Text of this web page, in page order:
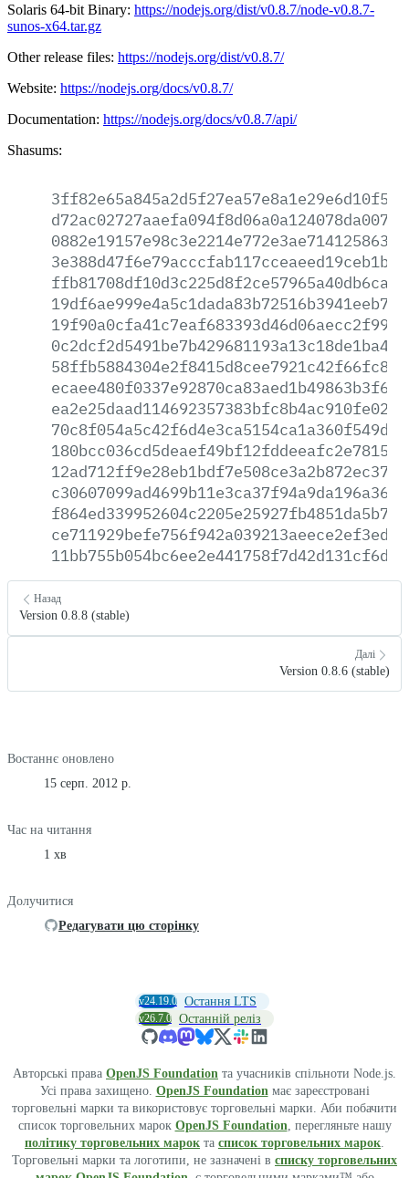
Solaris 64-bit Binary: https://nodejs.org/dist/v0.8.7/node-v0.8.7-
sunos-x64.tar.gz
Other release files: https://nodejs.org/dist/v0.8.7/
Website: https://nodejs.org/docs/v0.8.7/
Documentation: https://nodejs.org/docs/v0.8.7/api/
Shasums:
Назад
Version 0.8.8 (stable)
Далі
Version 0.8.6 (stable)
Востаннє оновлено
15 серп. 2012 р.
Час на читання
1 хв
Долучитися
Редагувати цю сторінку
v24.19.0 Остання LTS
v26.7.0 Останній реліз
Авторські права OpenJS Foundation та учасників спільноти Node.js.
Усі права захищено. OpenJS Foundation має зареєстровані
торговельні марки та використовує торговельні марки. Аби побачити
список торговельних марок OpenJS Foundation , перегляньте нашу
політику торговельних марок та список торговельних марок
Торговельні марки та логотипи, не зазначені в списку торговельних